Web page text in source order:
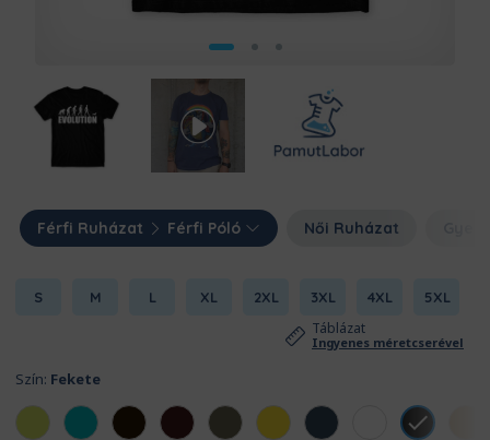
Férfi Ruházat Férfi Póló Női Ruházat
S M L XL 2XL 3XL 4XL 5XL
Táblázat
Ingyenes méretcserével
Szín: Fekete